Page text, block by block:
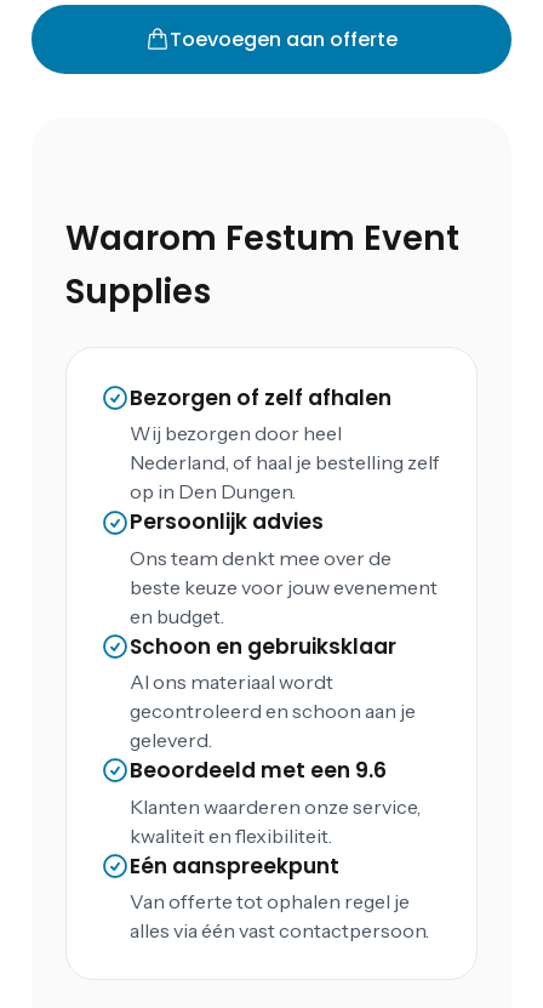
Toevoegen aan offerte
Waarom Festum Event
Supplies
Bezorgen of zelf afhalen
Wij bezorgen door heel
Nederland, of haal je bestelling zelf
op in Den Dungen.
Persoonlijk advies
Ons team denkt mee over de
beste keuze voor jouw evenement
en budget.
Schoon en gebruiksklaar
Al ons materiaal wordt
gecontroleerd en schoon aan je
geleverd.
Beoordeeld met een 9.6
Klanten waarderen onze service,
kwaliteit en flexibiliteit.
Eén aanspreekpunt
Van offerte tot ophalen regel je
alles via één vast contactpersoon.